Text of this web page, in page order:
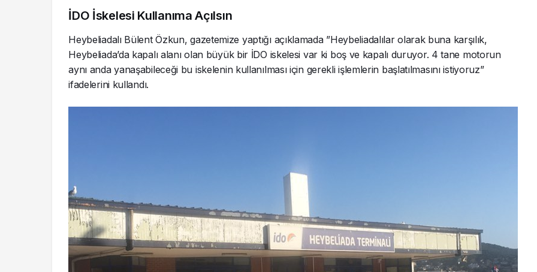
İDO İskelesi Kullanıma Açılsın
Heybeliadalı Bülent Özkun, gazetemize yaptığı açıklamada ”Heybeliadalılar olarak buna karşılık,
Heybeliada’da kapalı alanı olan büyük bir İDO iskelesi var ki boş ve kapalı duruyor. 4 tane motorun
aynı anda yanaşabileceği bu iskelenin kullanılması için gerekli işlemlerin başlatılmasını istiyoruz”
ifadelerini kullandı.